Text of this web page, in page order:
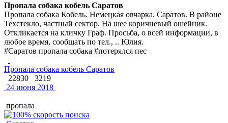
Пропала собака кобель Саратов
Пропала собака Кобель. Немецкая овчарка. Саратов. В районе
Техстекло, частный сектор. На шее коричневый ошейник.
Откликается на кличку Граф. Просьба, о всей информации, в
любое время, сообщать по тел., .. Юлия.
#Саратов пропала собака #потерялся пес
Пропала собака кобель Саратов
22830
3219
24 июня 2018
пропала